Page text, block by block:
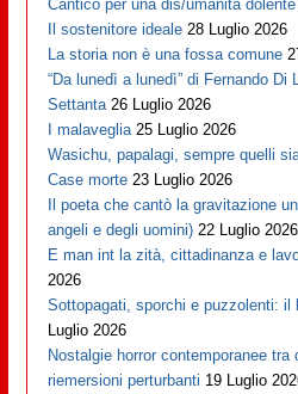
Cantico per una dis/umanità dolente
Il sostenitore ideale 28 Luglio 2026
La storia non è una fossa comune
“Da lunedì a lunedì” di Fernando Di
Settanta 26 Luglio 2026
I malaveglia 25 Luglio 2026
Wasichu, papalagi, sempre quelli
Case morte 23 Luglio 2026
Il poeta che cantò la gravitazione
angeli e degli uomini) 22 Luglio 2026
E man int la zità, cittadinanza e
2026
Sottopagati, sporchi e puzzolenti:
Luglio 2026
Nostalgie horror contemporanee
riemersioni perturbanti 19 Luglio